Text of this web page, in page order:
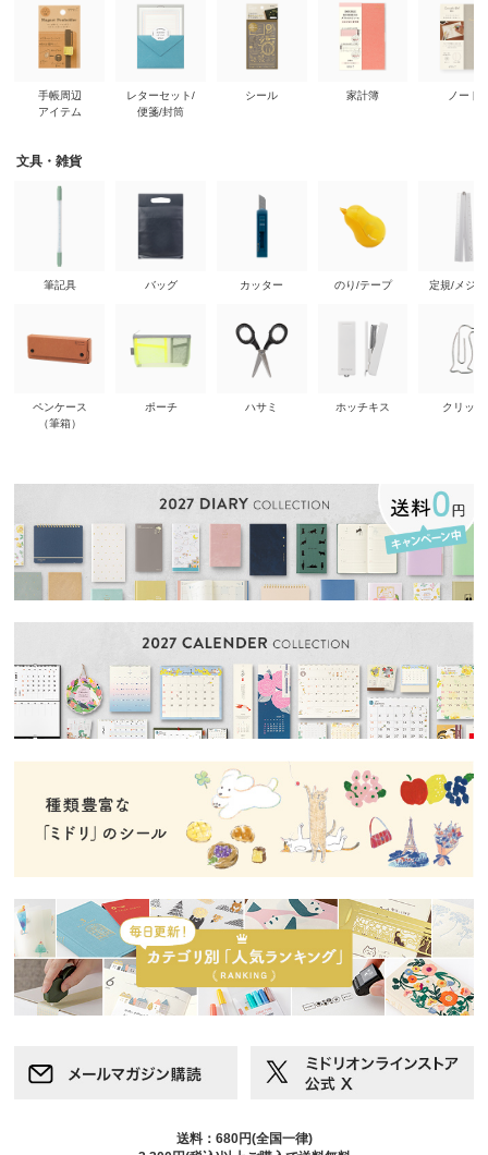
手帳周辺
アイテム
レターセット/
便箋/封筒
シール 家計簿 ノート
文具・雑貨
筆記具
ペンケース
（筆箱）
バッグ
ポーチ
カッター
ハサミ
のり/テープ
ホッチキス
定規/メジ
クリップ
送料：680円(全国一律)